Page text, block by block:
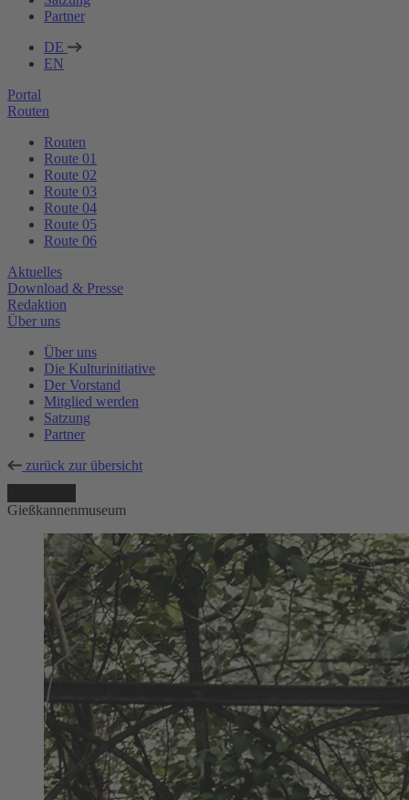
Partner
DE
EN
Portal
Routen
Routen
Route 01
Route 02
Route 03
Route 04
Route 05
Route 06
Aktuelles
Download & Presse
Redaktion
Über uns
Über uns
Die Kulturinitiative
Der Vorstand
Mitglied werden
Satzung
Partner
zurück zur übersicht
Gießkannenmuseum